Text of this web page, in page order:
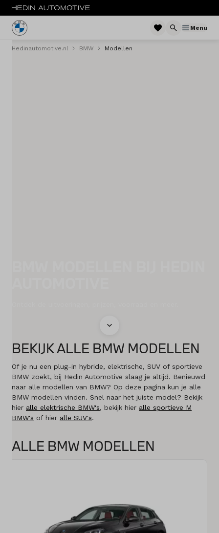
Menu
Menu
Mijn account
Vacatures
Vergelijken
Vestigingen
Merken
Kennis & advies
Hedinautomotive.nl BMW Modellen
BEKIJK ALLE BMW MODELLEN
Of je nu een plug-in hybride, elektrische, SUV of sportieve
BMW zoekt, bij Hedin Automotive slaag je altijd. Benieuwd
naar alle modellen van BMW? Op deze pagina kun je alle
BMW modellen vinden. Snel naar het juiste model? Bekijk
hier alle elektrische BMW's, bekijk hier alle sportieve M
BMW's of hier alle SUV's.
ALLE BMW MODELLEN